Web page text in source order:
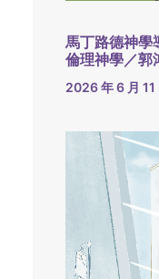
馬丁路德神學
倫理神學／郭
2026 年 6 月 11